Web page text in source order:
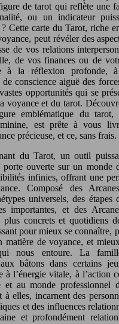
de tarot qui reflète une
ou un indicateur
Cette carte du Tarot, riche
peut révéler des
de vos relations
de vos finances ou de
à la réflexion profonde, à
conscience aiguë des
opportunités qui se
voyance et du tarot.
emblématique du tarot,
est prête à vous
précieuse, et ce, sans frais.
du Tarot, un outil
porte ouverte sur un monde
infinies, offrant une
Composé des
universels, des
importantes, et des
plus concrets et quotidiens
pour mieux se connaître,
matière de voyance, et
nous entoure. La
aux bâtons dans certains
à l’énergie vitale, à l’action
et au monde professionnel
à elles, incarnent des
et des influences
et profondément